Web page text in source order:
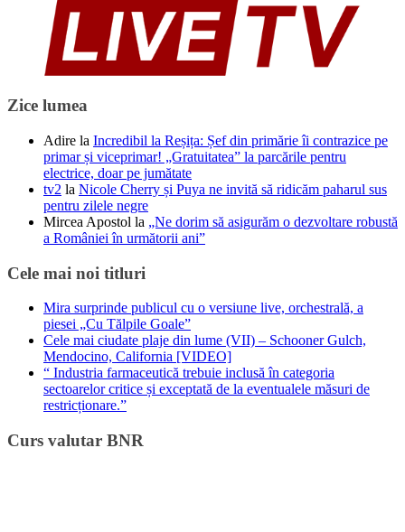
Zice lumea
Adire la Incredibil la Reșița: Șef din primărie îi contrazice pe
primar și viceprimar! „Gratuitatea” la parcările pentru
electrice, doar pe jumătate
tv2 la Nicole Cherry și Puya ne invită să ridicăm paharul sus
pentru zilele negre
Mircea Apostol la „Ne dorim să asigurăm o dezvoltare robustă
a României în următorii ani”
Cele mai noi titluri
Mira surprinde publicul cu o versiune live, orchestrală, a
piesei „Cu Tălpile Goale”
Cele mai ciudate plaje din lume (VII) – Schooner Gulch,
Mendocino, California [VIDEO]
“ Industria farmaceutică trebuie inclusă în categoria
sectoarelor critice și exceptată de la eventualele măsuri de
restricționare.”
Curs valutar BNR